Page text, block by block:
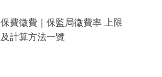
保費徵費｜保監局徵費率 上限
及計算方法一覽